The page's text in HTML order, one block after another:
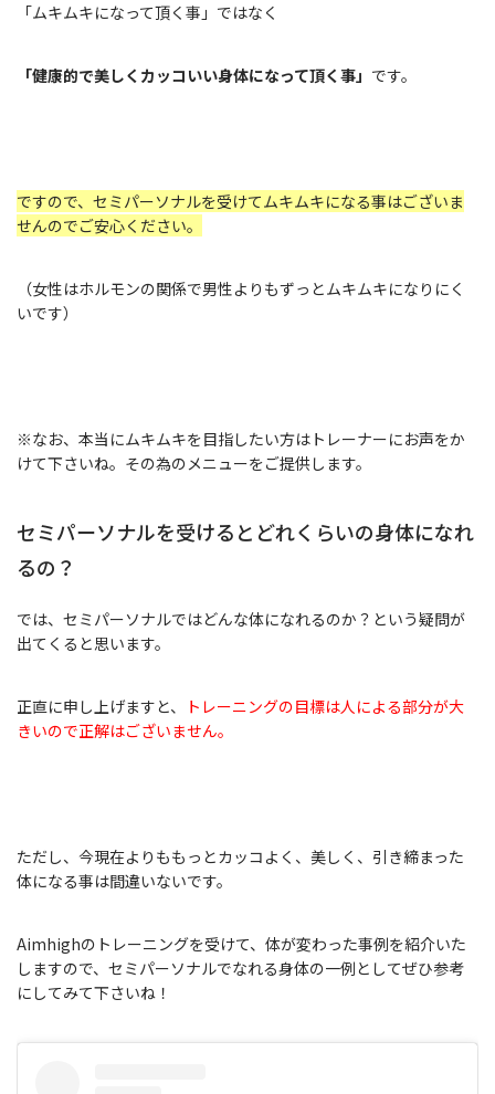
「ムキムキになって頂く事」ではなく
「健康的で美しくカッコいい身体になって頂く事」 です。
ですので、セミパーソナルを受けてムキムキになる事はございま
せんのでご安心ください。
（女性はホルモンの関係で男性よりもずっとムキムキになりにく
いです）
※なお、本当にムキムキを目指したい方はトレーナーにお声をか
けて下さいね。その為のメニューをご提供します。
セミパーソナルを受けるとどれくらいの身体になれ
るの？
では、セミパーソナルではどんな体になれるのか？という疑問が
出てくると思います。
正直に申し上げますと、
トレーニングの目標は人による部分が大
きいので正解はございません。
ただし、今現在よりももっとカッコよく、美しく、引き締まった
体になる事は間違いないです。
Aimhighのトレーニングを受けて、体が変わった事例を紹介いた
しますので、セミパーソナルでなれる身体の一例としてぜひ参考
にしてみて下さいね！